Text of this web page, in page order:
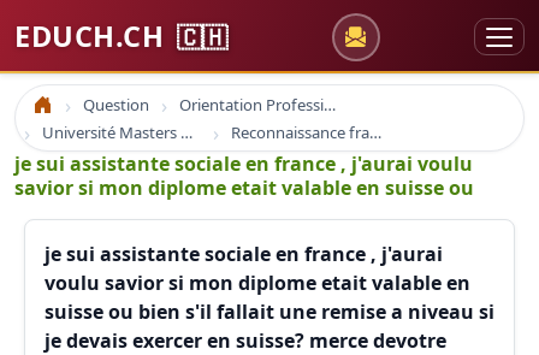
EDUCH.CH 🇨🇭
Accueil Question
Orientation Professionnelle
Université Masters Bachelor
Reconnaissance france suisse europe
je sui assistante sociale en france , j'aurai voulu
savior si mon diplome etait valable en suisse ou
je sui assistante sociale en france , j'aurai
voulu savior si mon diplome etait valable en
suisse ou bien s'il fallait une remise a niveau si
je devais exercer en suisse? merce devotre